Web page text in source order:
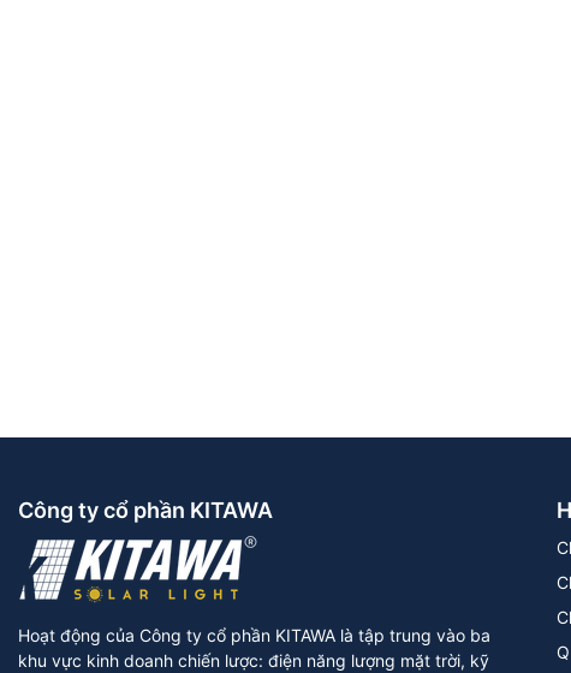
Công ty cổ phần KITAWA
Hoạt động của Công ty cổ phần KITAWA là tập trung vào ba
khu vực kinh doanh chiến lược: điện năng lượng mặt trời, kỹ